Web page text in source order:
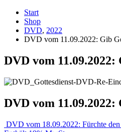
Start
Shop
DVD, 2022
DVD vom 11.09.2022: Gib
DVD vom
DVD vom
DVD vom 18.09.2022: Fürchte